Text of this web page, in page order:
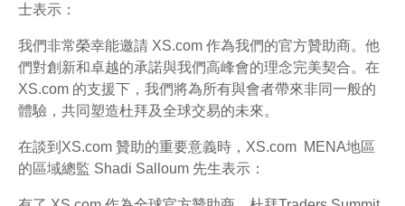
士表示：
我們非常榮幸能邀請 XS.com 作為我們的官方贊助商。他
們對創新和卓越的承諾與我們高峰會的理念完美契合。在
XS.com 的支援下，我們將為所有與會者帶來非同一般的
體驗，共同塑造杜拜及全球交易的未來。
在談到XS.com 贊助的重要意義時，XS.com MENA地區
的區域總監 Shadi Salloum 先生表示：